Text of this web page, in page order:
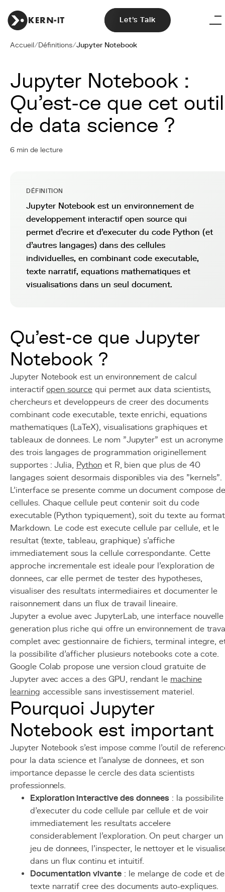
Let's Talk
Accueil/Définitions/Jupyter Notebook
Jupyter Notebook :
Qu'est-ce que cet outil
de data science ?
6 min de lecture
DÉFINITION
Jupyter Notebook est un environnement de
developpement interactif open source qui
permet d'ecrire et d'executer du code Python (et
d'autres langages) dans des cellules
individuelles, en combinant code executable,
texte narratif, equations mathematiques et
visualisations dans un seul document.
Qu'est-ce que Jupyter
Notebook ?
Jupyter Notebook est un environnement de calcul
interactifopen sourcequi permet aux data scientists,
chercheurs et developpeurs de creer des documents
combinant code executable, texte enrichi, equations
mathematiques (LaTeX), visualisations graphiques et
tableaux de donnees. Le nom "Jupyter" est un acronyme
des trois langages de programmation originellement
supportes : Julia, Pythonet R, bien que plus de 40
langages soient desormais disponibles via des "kernels".
L'interface se presente comme un document compose de
cellules. Chaque cellule peut contenir soit du code
executable (Python typiquement), soit du texte au format
Markdown. Le code est execute cellule par cellule, et le
resultat (texte, tableau, graphique) s'affiche
immediatement sous la cellule correspondante. Cette
approche incrementale est ideale pour l'exploration de
donnees, car elle permet de tester des hypotheses,
visualiser des resultats intermediaires et documenter le
raisonnement dans un flux de travail lineaire.
Jupyter a evolue avec JupyterLab, une interface nouvelle
generation plus riche qui offre un environnement de
complet avec gestionnaire de fichiers, terminal integre,
la possibilite d'afficher plusieurs notebooks cote a cote.
Google Colab propose une version cloud gratuite de
Jupyter avec acces a des GPU, rendant le machine
learning accessible sans investissement materiel.
Pourquoi Jupyter
Notebook est important
Jupyter Notebook s'est impose comme l'outil de
pour la data science et l'analyse de donnees, et son
importance depasse le cercle des data scientists
professionnels.
Exploration interactive des donnees : la possibilite
d'executer du code cellule par cellule et de voir
immediatement les resultats accelere
considerablement l'exploration. On peut charger un
jeu de donnees, l'inspecter, le nettoyer et le
dans un flux continu et intuitif.
Documentation vivante : le melange de code et de
texte narratif cree des documents auto-expliques.